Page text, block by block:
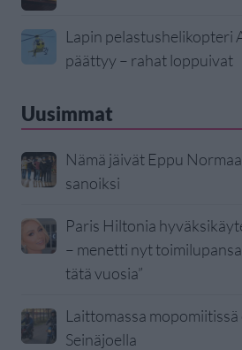
Lapin pelastushelikopteri
päättyy – rahat loppuivat
Uusimmat
Nämä jäivät Eppu
sanoiksi
Paris Hiltonia
– menetti nyt
tätä vuosia”
Laittomassa
Seinäjoella